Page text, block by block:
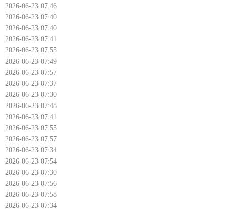
2026-06-23 07:46
2026-06-23 07:40
2026-06-23 07:40
2026-06-23 07:41
2026-06-23 07:55
2026-06-23 07:49
2026-06-23 07:57
2026-06-23 07:37
2026-06-23 07:30
2026-06-23 07:48
2026-06-23 07:41
2026-06-23 07:55
2026-06-23 07:57
2026-06-23 07:34
2026-06-23 07:54
2026-06-23 07:30
2026-06-23 07:56
2026-06-23 07:58
2026-06-23 07:34